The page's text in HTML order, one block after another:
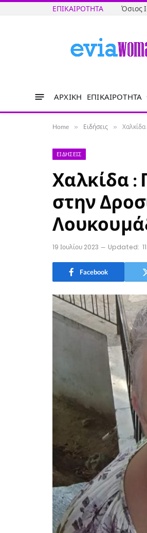
ΕΠΙΚΑΙΡΌΤΗΤΑ
ΑΡΧΙΚΉ ΕΠΙΚΑΙΡΌΤΗΤΑ
Home » Ειδήσεις »
ΕΙΔΉΣΕΙΣ
Χαλκίδα :
στην
19 Ιουλίου 2023 Updated:
Facebook